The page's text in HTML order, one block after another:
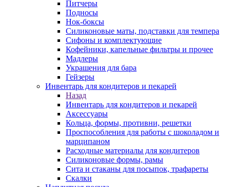
Питчеры
Подносы
Нок-боксы
Силиконовые маты, подставки для темпера
Сифоны и комплектующие
Кофейники, капельные фильтры и прочее
Мадлеры
Украшения для бара
Гейзеры
Инвентарь для кондитеров и пекарей
Назад
Инвентарь для кондитеров и пекарей
Аксессуары
Кольца, формы, противни, решетки
Проспособления для работы с шоколадом и
марципаном
Расходные материалы для кондитеров
Силиконовые формы, рамы
Сита и стаканы для посыпок, трафареты
Скалки